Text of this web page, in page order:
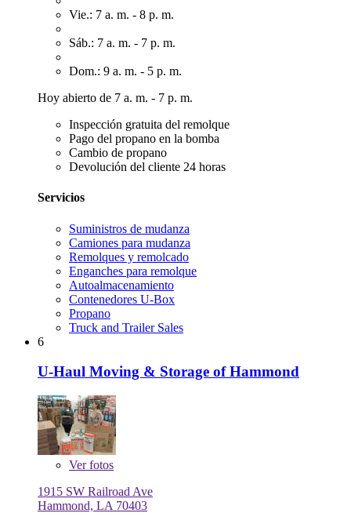
Vie.: 7 a. m. - 8 p. m.
Sáb.: 7 a. m. - 7 p. m.
Dom.: 9 a. m. - 5 p. m.
Hoy abierto de 7 a. m. - 7 p. m.
Inspección gratuita del remolque
Pago del propano en la bomba
Cambio de propano
Devolución del cliente 24 horas
Servicios
Suministros de mudanza
Camiones para mudanza
Remolques y remolcado
Enganches para remolque
Autoalmacenamiento
Contenedores U-Box
Propano
Truck and Trailer Sales
6
U-Haul Moving & Storage of Hammond
Verfotos
1915 SW Railroad Ave
Hammond, LA 70403